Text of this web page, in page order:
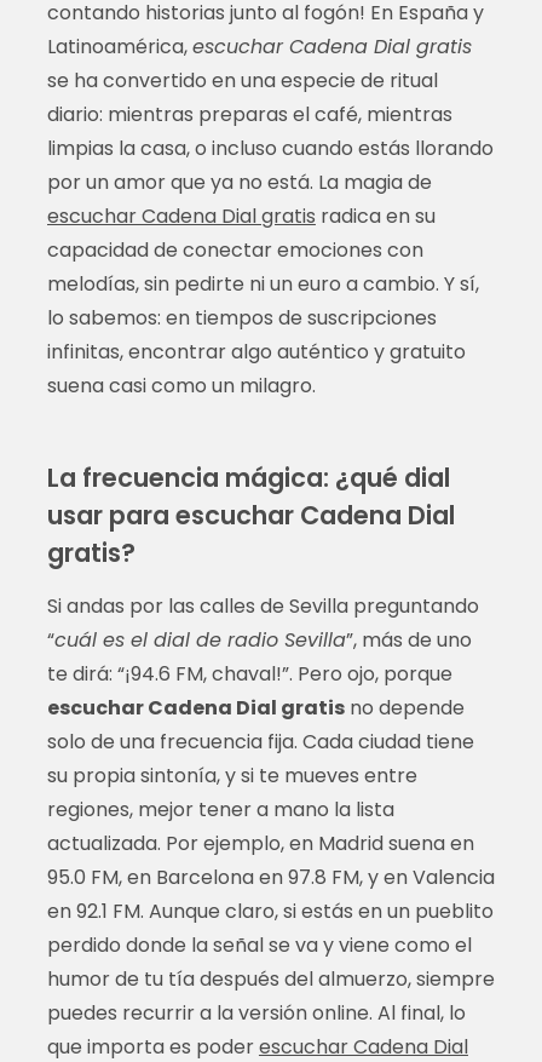
contando historias junto al fogón! En España y
Latinoamérica,escuchar Cadena Dial gratis
se ha convertido en una especie de ritual
diario: mientras preparas el café, mientras
limpias la casa, o incluso cuando estás llorando
por un amor que ya no está. La magia de
escuchar Cadena Dial gratis radica en su
capacidad de conectar emociones con
melodías, sin pedirte ni un euro a cambio. Y sí,
lo sabemos: en tiempos de suscripciones
infinitas, encontrar algo auténtico y gratuito
suena casi como un milagro.
La frecuencia mágica: ¿qué dial
usar para escuchar Cadena Dial
gratis?
Si andas por las calles de Sevilla preguntando
“cuál es el dial de radio Sevilla”, más de uno
te dirá: “¡94.6 FM, chaval!”. Pero ojo, porque
escuchar Cadena Dial gratisno depende
solo de una frecuencia fija. Cada ciudad tiene
su propia sintonía, y si te mueves entre
regiones, mejor tener a mano la lista
actualizada. Por ejemplo, en Madrid suena en
95.0 FM, en Barcelona en 97.8 FM, y en Valencia
en 92.1 FM. Aunque claro, si estás en un pueblito
perdido donde la señal se va y viene como el
humor de tu tía después del almuerzo, siempre
puedes recurrir a la versión online. Al final, lo
que importa es poderescuchar Cadena Dial